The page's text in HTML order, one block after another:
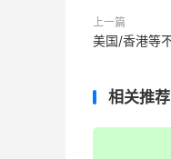
上一篇
美国/香港等
相关推荐